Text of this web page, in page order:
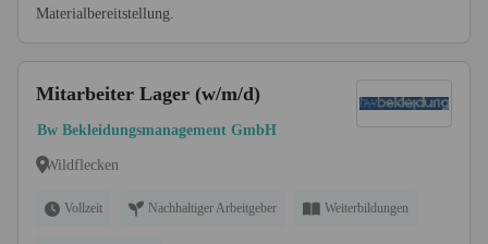
Materialbereitstellung.
Mitarbeiter Lager (w/m/d)
Bw Bekleidungsmanagement GmbH
Wildflecken
Vollzeit Nachhaltiger Arbeitgeber Weiterbildungen